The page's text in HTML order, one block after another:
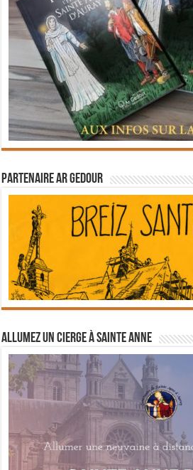
Partenaire Ar Gedour
Allumez un cierge à Sainte Anne